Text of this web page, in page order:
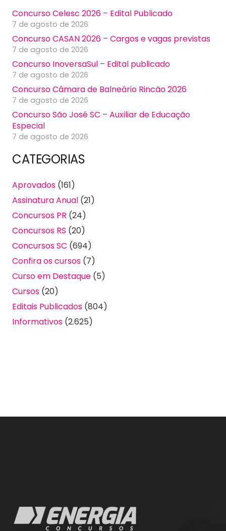
Concurso Celesc 2026 – Edital Publicado
7 de agosto de 2026
Concurso CASAN 2026 – Cargos e vagas previstas
7 de agosto de 2026
Concurso InoversaSul – Edital publicado
7 de agosto de 2026
Concurso Câmara de Balneário Rincão 2026
7 de agosto de 2026
Concurso São José SC – Auxiliar de Educação
Especial
7 de agosto de 2026
CATEGORIAS
Aprovados (161)
Assinatura Anual (21)
Concursos PR (24)
Concursos RS (20)
Concursos SC (694)
Confira os cursos (7)
Curso em Destaque (5)
Cursos (20)
Editais Publicados (804)
Informativos (2.625)